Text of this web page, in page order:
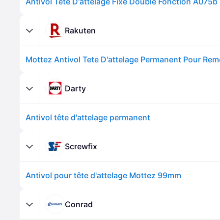
Rakuten
Mottez Antivol Tete D'attelage Permanent Pour
Darty
Antivol tête d'attelage permanent
Screwfix
Antivol pour tête d'attelage Mottez 99mm
Conrad